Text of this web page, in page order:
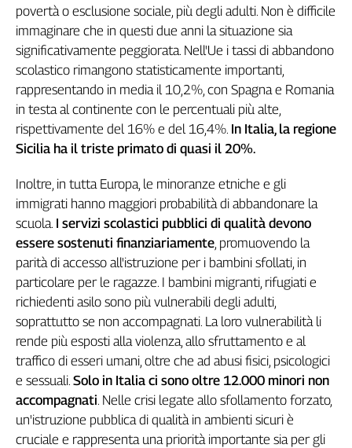
Alto
Adige
Basilicata
Calabria
Campania
Emilia-
Romagna
Friuli
Lazio
Marche
Piemonte
Puglia
Sardegna
Sicilia
Toscana
Trentino
Umbria
Valle
D'Aosta
povertà o esclusione sociale, più degli adulti. Non è difficile
immaginare che in questi due anni la situazione sia
significativamente peggiorata. Nell'Ue i tassi di abbandono
scolastico rimangono statisticamente importanti,
rappresentando in media il 10,2%, con Spagna e Romania
in testa al continente con le percentuali più alte,
rispettivamente del 16% e del 16,4%. In Italia, la regione
Sicilia ha il triste primato di quasi il 20%.
Inoltre, in tutta Europa, le minoranze etniche e gli
immigrati hanno maggiori probabilità di abbandonare la
scuola. I servizi scolastici pubblici di qualità devono
essere sostenuti finanziariamente, promuovendo la
parità di accesso all'istruzione per i bambini sfollati, in
particolare per le ragazze. I bambini migranti, rifugiati e
richiedenti asilo sono più vulnerabili degli adulti,
soprattutto se non accompagnati. La loro vulnerabilità li
rende più esposti alla violenza, allo sfruttamento e al
traffico di esseri umani, oltre che ad abusi fisici, psicologici
e sessuali. Solo in Italia ci sono oltre 12.000 minori non
accompagnati. Nelle crisi legate allo sfollamento forzato,
un'istruzione pubblica di qualità in ambienti sicuri è
cruciale e rappresenta una priorità importante sia per gli